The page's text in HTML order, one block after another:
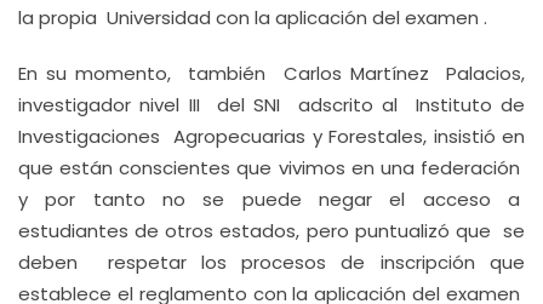
la propia Universidad con la aplicación del examen .
En su momento, también Carlos Martínez Palacios,
investigador nivel III del SNI adscrito al Instituto de
Investigaciones Agropecuarias y Forestales, insistió en
que están conscientes que vivimos en una federación
y por tanto no se puede negar el acceso a
estudiantes de otros estados, pero puntualizó que se
deben respetar los procesos de inscripción que
establece el reglamento con la aplicación del examen